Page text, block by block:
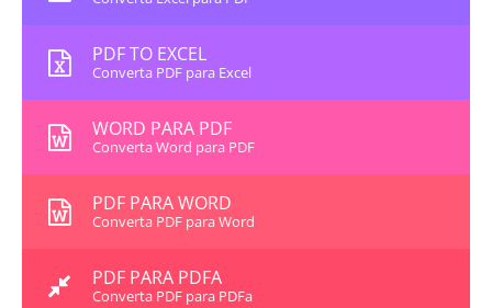
PDF TO EXCEL
Converta PDF para Excel
WORD PARA PDF
Converta Word para PDF
PDF PARA WORD
Converta PDF para Word
PDF PARA PDFA
Converta PDF para PDFa